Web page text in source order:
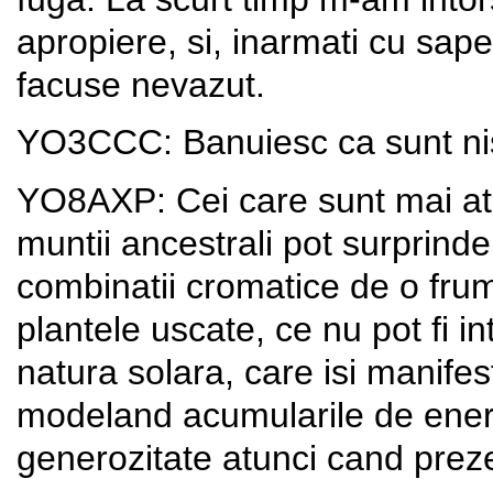
apropiere, si, inarmati cu
facuse nevazut.
YO3CCC: Banuiesc ca sunt
YO8AXP: Cei care sunt mai
muntii ancestrali pot
combinatii cromatice de o
plantele uscate, ce nu pot fi
natura solara, care isi
modeland acumularile de
generozitate atunci cand